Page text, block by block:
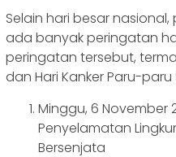
Selain hari besar
ada banyak peringatan
peringatan tersebut,
dan Hari Kanker Paru-paru
Minggu, 6 November
Penyelamatan
Bersenjata